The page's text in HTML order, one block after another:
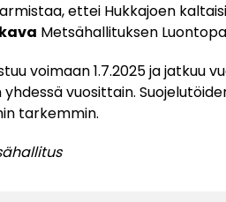
ettei Hukkajoen
Metsähallituksen
voimaan 1.7.2025 ja jatkuu
vuosittain.
tarkemmin.